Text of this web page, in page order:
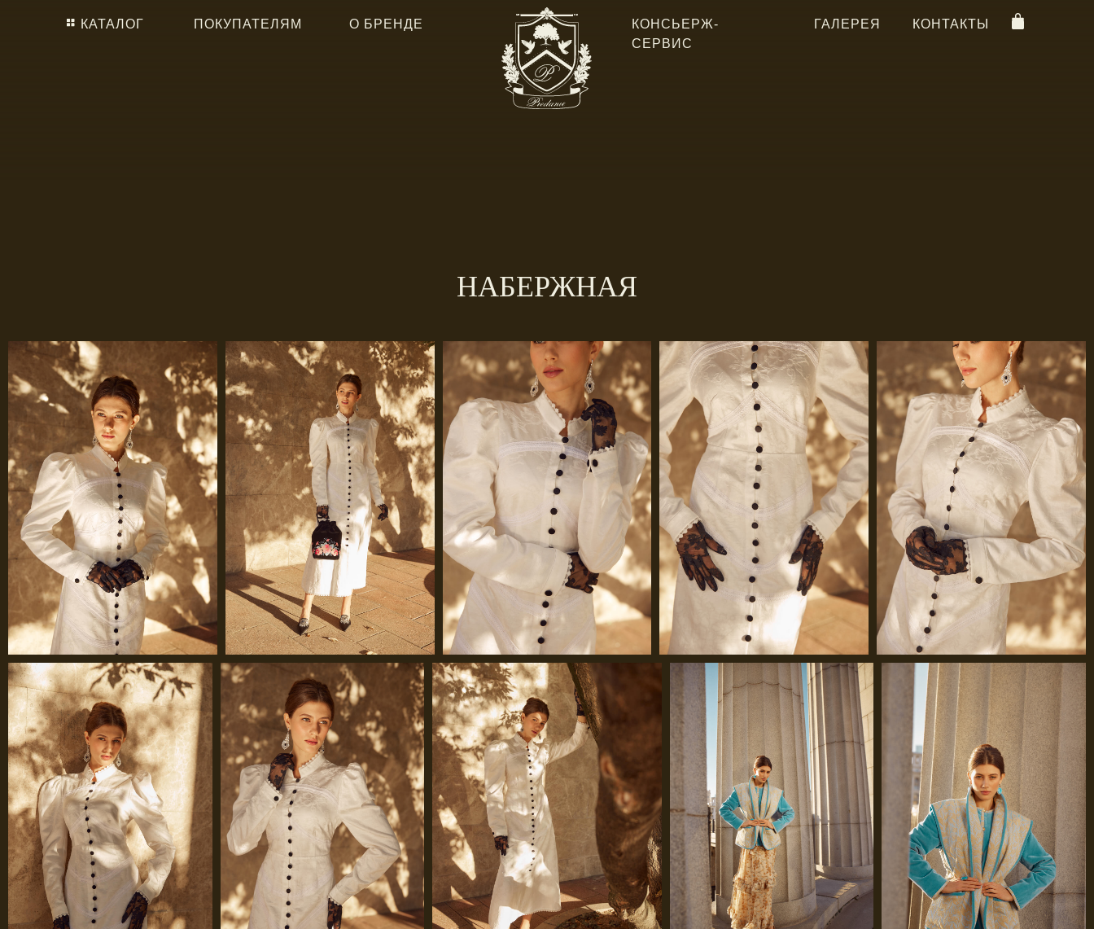
КАТАЛОГ
КОНСЬЕРЖ-
СЕРВИС
ГАЛЕРЕЯ
О БРЕНДЕ
ПОКУПАТЕЛЯМ КОНТАКТЫ
НАБЕРЖНАЯ